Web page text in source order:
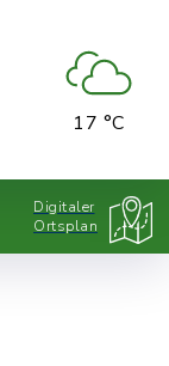
17 °C
Digitaler
Ortsplan